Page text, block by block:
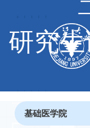
研究
基础医学院